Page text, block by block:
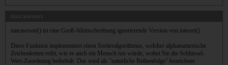
natcasesort() ist eine Groß-/kleinschreibung ignorierende Version von natsort().
Diese Funktion implementiert einen Sortieralgorithmus, welcher alphanumerische
Zeichenketten reiht, wie es auch ein Mensch tun würde, wobei Sie die Schlüssel-
Wert-Zuordnung beibehält. Das wird als "natürliche Reihenfolge" bezeichnet.